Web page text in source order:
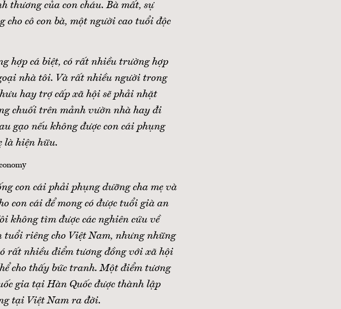
thương của con cháu. Bà mất, sự
cho cô con bà, một người cao tuổi độc
hợp cá biệt, có rất nhiều trường hợp
nhà tôi. Và rất nhiều người trong
hay trợ cấp xã hội sẽ phải nhặt
chuối trên mảnh vườn nhà hay đi
gạo nếu không được con cái phụng
là hiện hữu.
con cái phải phụng dưỡng cha mẹ và
con cái để mong có được tuổi già an
không tìm được các nghiên cứu về
tuổi riêng cho Việt Nam, nhưng những
rất nhiều điểm tương đồng với xã hội
cho thấy bức tranh. Một điểm tương
gia tại Hàn Quốc được thành lập
tại Việt Nam ra đời.